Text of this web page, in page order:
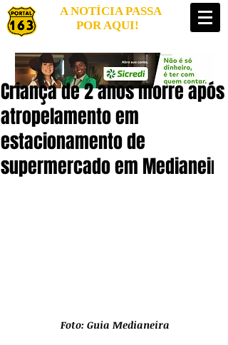
A NOTÍCIA PASSA
POR AQUI!
Criança de 2 anos morre após
atropelamento em
estacionamento de
supermercado em Medianeira
Foto: Guia Medianeira